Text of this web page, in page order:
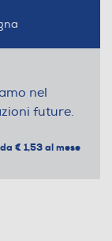
nel
future.
da € 1,53 al mese